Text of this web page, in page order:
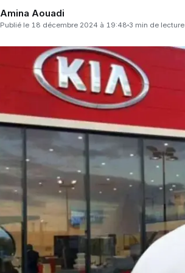
Amina Aouadi
Publié le 18 décembre 2024 à 19:48 3 min de lecture